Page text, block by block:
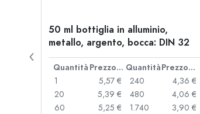
50 ml bottiglia in alluminio,
metallo, argento, bocca: DIN 32
Quantità Prezzo cad. Quantità
Prezzo cad.
1
5,57 €
20
5,39 €
60
5,25 €
240
4,36 €
480
4,06 €
1.740
3,90 €